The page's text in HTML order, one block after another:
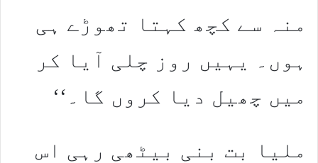
منہ سے کچھ کہتا تھوڑے ہی
ہوں۔ یہیں روز چلی آیا کر
میں چھیل دیا کروں گا۔‘‘
ملیا بت بنی بیٹھی رہی اس